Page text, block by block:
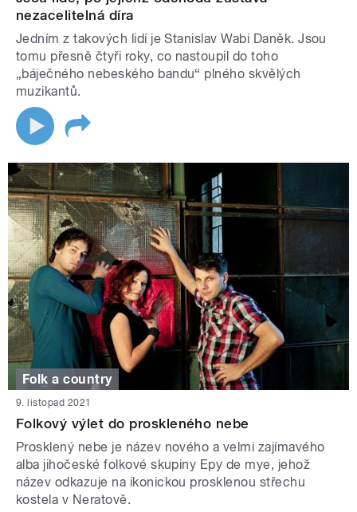
nezacelitelná díra
Jedním z takových lidí je Stanislav Wabi Daněk. Jsou
tomu přesně čtyři roky, co nastoupil do toho
„báječného nebeského bandu“ plného skvělých
muzikantů.
Folk a country
9. listopad 2021
Folkový výlet do proskleného nebe
Prosklený nebe je název nového a velmi zajímavého
alba jihočeské folkové skupiny Epy de mye, jehož
název odkazuje na ikonickou prosklenou střechu
kostela v Neratově.